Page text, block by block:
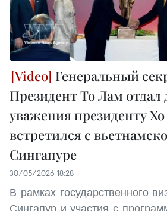
Генеральный
Президент То Лам отдал
уважения президенту
встретился с
Сингапуре
30/05/2026 18:28
В рамках государственного